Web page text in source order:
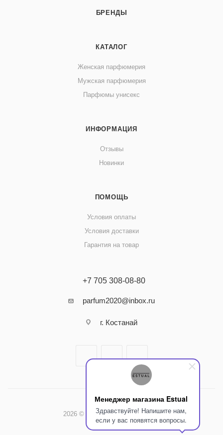
Менеджер магазина Estual
Здравствуйте! Напишите нам,
если у вас появятся вопросы.
БРЕНДЫ
КАТАЛОГ
Женская парфюмерия
Мужская парфюмерия
Парфюмы унисекс
ИНФОРМАЦИЯ
Отзывы
Новинки
ПОМОЩЬ
Условия оплаты
Условия доставки
Гарантия на товар
+7 705 308-08-80
parfum2020@inbox.ru
г. Костанай
2026 © Интернет-магазин Estual